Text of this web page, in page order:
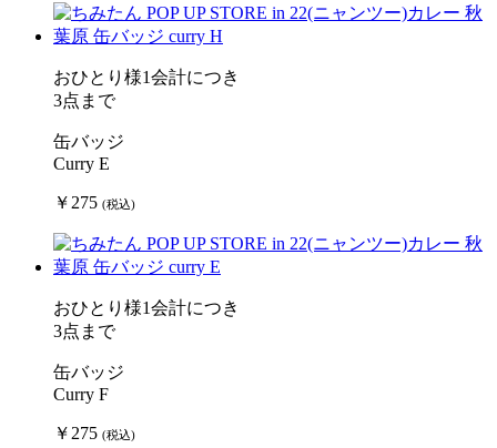
おひとり様1会計につき
3点まで
缶バッジ
Curry E
￥275 (税込)
おひとり様1会計につき
3点まで
缶バッジ
Curry F
￥275 (税込)